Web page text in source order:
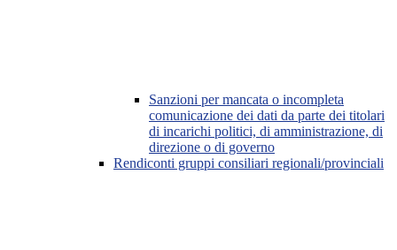
Sanzioni per mancata o incompleta
comunicazione dei dati da parte dei titolari
di incarichi politici, di amministrazione, di
direzione o di governo
Rendiconti gruppi consiliari regionali/provinciali